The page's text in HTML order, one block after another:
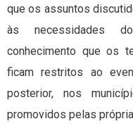
que os assuntos
às necessidades
conhecimento que os
ficam restritos ao
posterior, nos
promovidos pelas